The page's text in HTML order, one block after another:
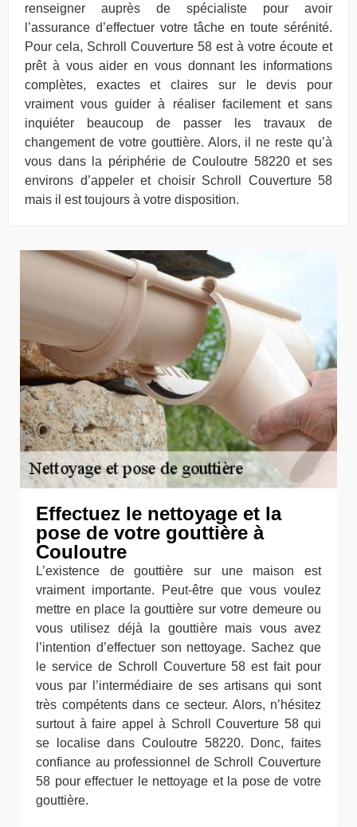
renseigner auprès de spécialiste pour avoir
l’assurance d’effectuer votre tâche en toute sérénité.
Pour cela, Schroll Couverture 58 est à votre écoute et
prêt à vous aider en vous donnant les informations
complètes, exactes et claires sur le devis pour
vraiment vous guider à réaliser facilement et sans
inquiéter beaucoup de passer les travaux de
changement de votre gouttière. Alors, il ne reste qu’à
vous dans la périphérie de Couloutre 58220 et ses
environs d’appeler et choisir Schroll Couverture 58
mais il est toujours à votre disposition.
Effectuez le nettoyage et la
pose de votre gouttière à
Couloutre
L’existence de gouttière sur une maison est
vraiment importante. Peut-être que vous voulez
mettre en place la gouttière sur votre demeure ou
vous utilisez déjà la gouttière mais vous avez
l’intention d’effectuer son nettoyage. Sachez que
le service de Schroll Couverture 58 est fait pour
vous par l’intermédiaire de ses artisans qui sont
très compétents dans ce secteur. Alors, n’hésitez
surtout à faire appel à Schroll Couverture 58 qui
se localise dans Couloutre 58220. Donc, faites
confiance au professionnel de Schroll Couverture
58 pour effectuer le nettoyage et la pose de votre
gouttière.